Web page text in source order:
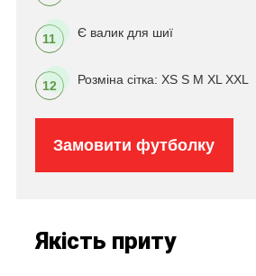
11 Є валик для шиї
12 Розміна сітка: XS S M XL XXL
Замовити футболку
Якість приту